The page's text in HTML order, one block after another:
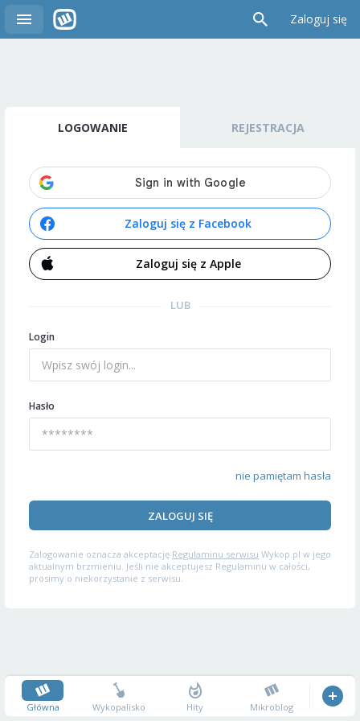
Zaloguj się
LOGOWANIE REJESTRACJA
Zaloguj się z Facebook
Zaloguj się z Apple
LUB
Login
Hasło
nie pamiętam hasła
ZALOGUJ SIĘ
Zalogowanie oznacza akceptację Regulaminu serwisu Wykop.pl w jego
aktualnym brzmieniu. Jeśli nie akceptujesz Regulaminu w całości,
prosimy o niekorzystanie z serwisu.
Główna Wykopalisko Hity Mikroblog